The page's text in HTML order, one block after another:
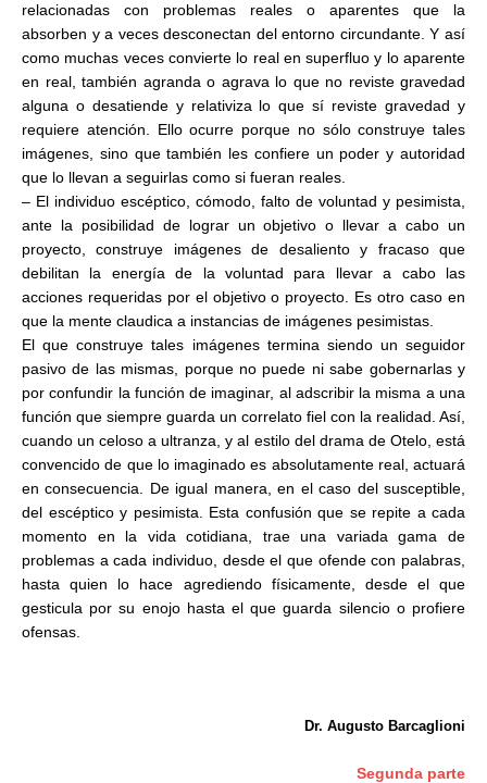
relacionadas con problemas reales o aparentes que la
absorben y a veces desconectan del entorno circundante. Y así
como muchas veces convierte lo real en superfluo y lo aparente
en real, también agranda o agrava lo que no reviste gravedad
alguna o desatiende y relativiza lo que sí reviste gravedad y
requiere atención. Ello ocurre porque no sólo construye tales
imágenes, sino que también les confiere un poder y autoridad
que lo llevan a seguirlas como si fueran reales.
– El individuo escéptico, cómodo, falto de voluntad y pesimista,
ante la posibilidad de lograr un objetivo o llevar a cabo un
proyecto, construye imágenes de desaliento y fracaso que
debilitan la energía de la voluntad para llevar a cabo las
acciones requeridas por el objetivo o proyecto. Es otro caso en
que la mente claudica a instancias de imágenes pesimistas.
El que construye tales imágenes termina siendo un seguidor
pasivo de las mismas, porque no puede ni sabe gobernarlas y
por confundir la función de imaginar, al adscribir la misma a una
función que siempre guarda un correlato fiel con la realidad. Así,
cuando un celoso a ultranza, y al estilo del drama de Otelo, está
convencido de que lo imaginado es absolutamente real, actuará
en consecuencia. De igual manera, en el caso del susceptible,
del escéptico y pesimista. Esta confusión que se repite a cada
momento en la vida cotidiana, trae una variada gama de
problemas a cada individuo, desde el que ofende con palabras,
hasta quien lo hace agrediendo físicamente, desde el que
gesticula por su enojo hasta el que guarda silencio o profiere
ofensas.
Dr. Augusto Barcaglioni
Segunda parte